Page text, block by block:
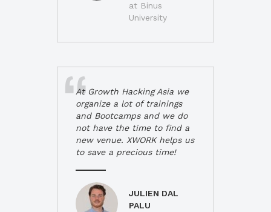
at Binus
University
At Growth Hacking Asia we
organize a lot of trainings
and Bootcamps and we do
not have the time to find a
new venue. XWORK helps us
to save a precious time!
JULIEN DAL
PALU